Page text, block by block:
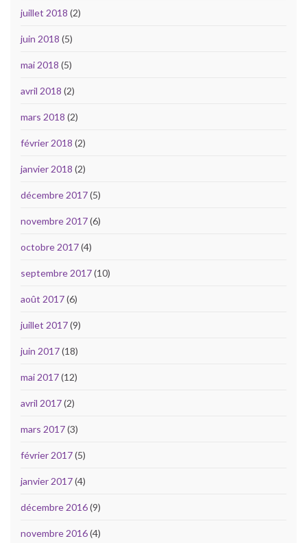
juillet 2018 (2)
juin 2018 (5)
mai 2018 (5)
avril 2018 (2)
mars 2018 (2)
février 2018 (2)
janvier 2018 (2)
décembre 2017(5)
novembre 2017(6)
octobre 2017(4)
septembre 2017(10)
août 2017(6)
juillet 2017(9)
juin 2017(18)
mai 2017(12)
avril 2017(2)
mars 2017(3)
février 2017(5)
janvier 2017(4)
décembre 2016(9)
novembre 2016(4)